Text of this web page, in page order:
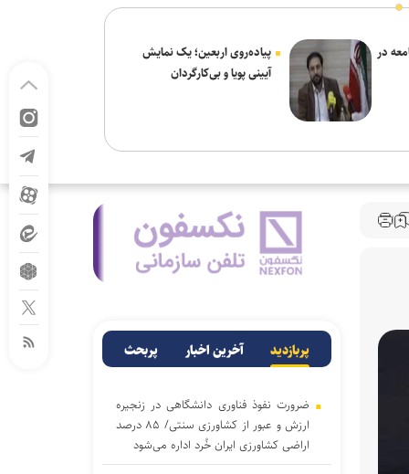
در
پیاده‌روی اربعین؛ یک نمایش
آیینی پویا و بی‌کارگردان
پربازدید آخرین اخبار پربحث
ضرورت نفوذ فناوری دانشگاهی در زنجیره
ارزش و عبور از کشاورزی سنتی/ ۸۵ درصد
اراضی کشاورزی ایران خُرد اداره می‌شود